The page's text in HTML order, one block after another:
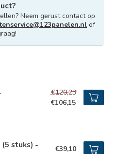
Neem gerust contact op
of
€120,23
€106,15
stuks) - €39,10